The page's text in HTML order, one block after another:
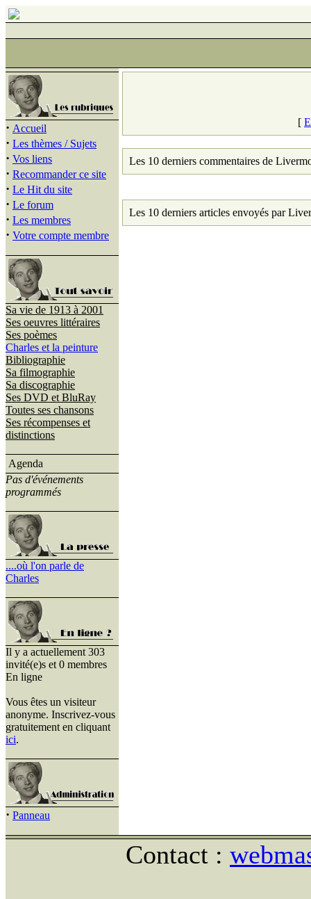
· Accueil
· Les thèmes / Sujets
· Vos liens
· Recommander ce site
· Le Hit du site
· Le forum
· Les membres
· Votre compte membre
Sa vie de 1913 à 2001
Ses oeuvres littéraires
Ses poèmes
Charles et la peinture
Bibliographie
Sa filmographie
Sa discographie
Ses DVD et BluRay
Toutes ses chansons
Ses récompenses et
distinctions
Agenda
Pas d'événements
programmés
....où l'on parle de
Charles
Il y a actuellement 303
invité(e)s et 0 membres
En ligne
Vous êtes un visiteur
anonyme. Inscrivez-vous
gratuitement en cliquant
ici.
· Panneau
[
Les 10 derniers commentaires de
Les 10 derniers articles envoyés par
Contact :